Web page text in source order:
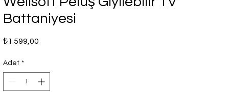
Battaniyesi
₺1.599,00
Adet *